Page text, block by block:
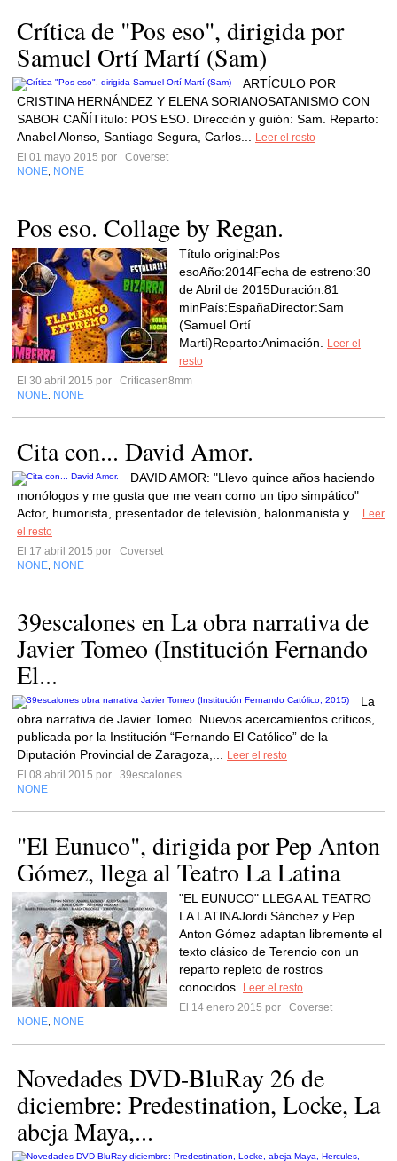
Crítica de "Pos eso", dirigida por
Samuel Ortí Martí (Sam)
ARTÍCULO POR
CRISTINA HERNÁNDEZ Y ELENA SORIANOSATANISMO CON
SABOR CAÑÍTítulo: POS ESO. Dirección y guión: Sam. Reparto:
Anabel Alonso, Santiago Segura, Carlos...
Leer el resto
El 01 mayo 2015 por
Coverset
NONE NONE
Pos eso. Collage by Regan.
Título original:Pos
esoAño:2014Fecha de estreno:30
de Abril de 2015Duración:81
minPaís:EspañaDirector:Sam
(Samuel Ortí
Martí)Reparto:Animación.
Leer el
resto
El 30 abril 2015 por
Criticasen8mm
NONE NONE
Cita con... David Amor.
DAVID AMOR: "Llevo quince años haciendo
monólogos y me gusta que me vean como un tipo simpático"
Actor, humorista, presentador de televisión, balonmanista y...
Leer
el resto
El 17 abril 2015 por
Coverset
NONE NONE
39escalones en La obra narrativa de
Javier Tomeo (Institución Fernando
El...
La
obra narrativa de Javier Tomeo. Nuevos acercamientos críticos,
publicada por la Institución “Fernando El Católico” de la
Diputación Provincial de Zaragoza,...
Leer el resto
El 08 abril 2015 por
39escalones
NONE
"El Eunuco", dirigida por Pep Anton
Gómez, llega al Teatro La Latina
"EL EUNUCO" LLEGA AL TEATRO
LA LATINAJordi Sánchez y Pep
Anton Gómez adaptan libremente el
texto clásico de Terencio con un
reparto repleto de rostros
conocidos.
Leer el resto
El 14 enero 2015 por
Coverset
NONE NONE
Novedades DVD-BluRay 26 de
diciembre: Predestination, Locke, La
abeja Maya,...